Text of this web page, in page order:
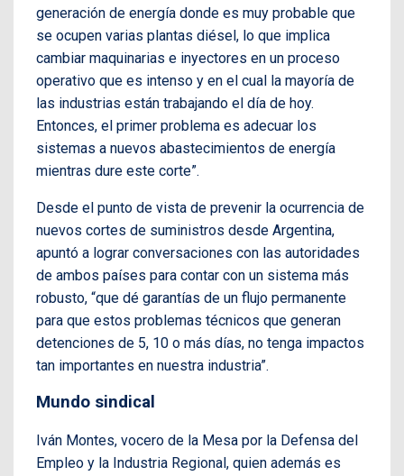
generación de energía donde es muy probable que
se ocupen varias plantas diésel, lo que implica
cambiar maquinarias e inyectores en un proceso
operativo que es intenso y en el cual la mayoría de
las industrias están trabajando el día de hoy.
Entonces, el primer problema es adecuar los
sistemas a nuevos abastecimientos de energía
mientras dure este corte”.
Desde el punto de vista de prevenir la ocurrencia de
nuevos cortes de suministros desde Argentina,
apuntó a lograr conversaciones con las autoridades
de ambos países para contar con un sistema más
robusto, “que dé garantías de un flujo permanente
para que estos problemas técnicos que generan
detenciones de 5, 10 o más días, no tenga impactos
tan importantes en nuestra industria”.
Mundo sindical
Iván Montes, vocero de la Mesa por la Defensa del
Empleo y la Industria Regional, quien además es